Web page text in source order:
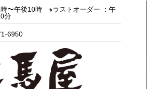
〜午後10時 ※ラストオーダー ：午
分
6950